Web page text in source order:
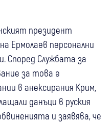
президент
Ермолаев персонални
Според Службата за
за това е
в анексирания Крим,
данъци в руския
и заявява, че